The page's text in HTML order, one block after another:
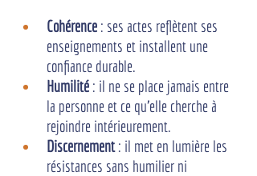
Cohérence : ses actes reflètent ses
enseignements et installent une
confiance durable.
Humilité : il ne se place jamais entre
la personne et ce qu'elle cherche à
rejoindre intérieurement.
Discernement : il met en lumière les
résistances sans humilier ni